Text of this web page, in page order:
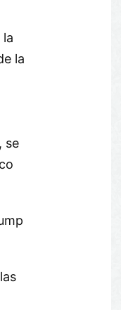
la
se